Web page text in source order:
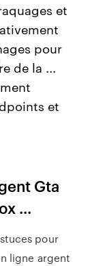
et
pour
de la ...
et
Gta
...
pour
ligne argent